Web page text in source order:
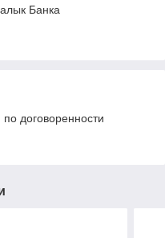
Банка
договоренности